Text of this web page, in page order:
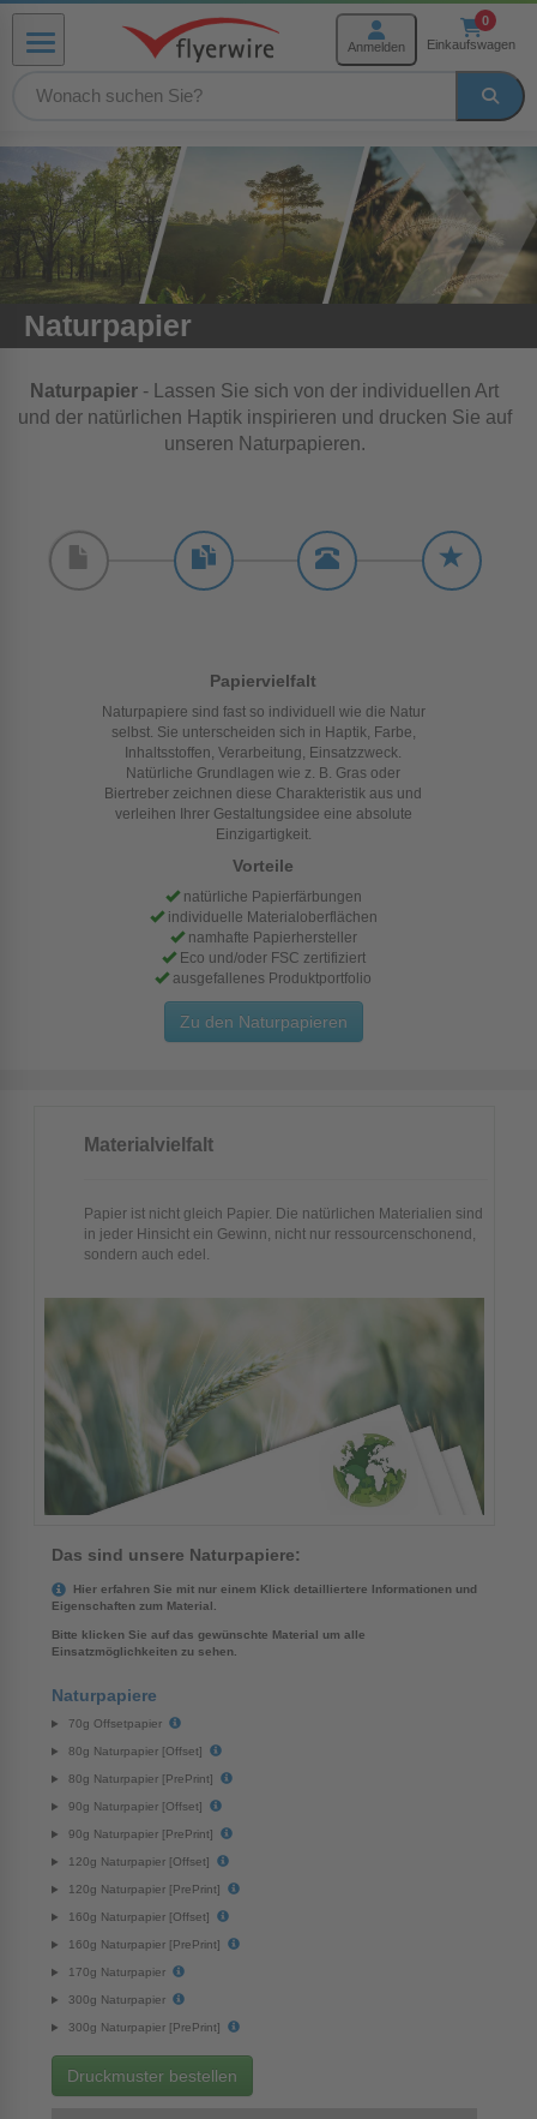
Zum Inhalt springen
Menü Anmelden
0
Einkaufswagen
Weiterverarbeitung
Hilfe und Service
Naturpapier
Naturpapier - Lassen Sie sich von der individuellen Art
und der natürlichen Haptik inspirieren und drucken Sie auf
unseren Naturpapieren.
Papiervielfalt
Naturpapiere sind fast so individuell wie die Natur
selbst. Sie unterscheiden sich in Haptik, Farbe,
Inhaltsstoffen, Verarbeitung, Einsatzzweck.
Natürliche Grundlagen wie z. B. Gras oder
Biertreber zeichnen diese Charakteristik aus und
verleihen Ihrer Gestaltungsidee eine absolute
Einzigartigkeit.
Vorteile
natürliche Papierfärbungen
individuelle Materialoberflächen
namhafte Papierhersteller
Eco und/oder FSC zertifiziert
ausgefallenes Produktportfolio
Zu den Naturpapieren
Materialvielfalt
Papier ist nicht gleich Papier. Die natürlichen Materialien sind
in jeder Hinsicht ein Gewinn, nicht nur ressourcenschonend,
sondern auch edel.
Das sind unsere Naturpapiere:
Hier erfahren Sie mit nur einem Klick detailliertere Informationen und
Eigenschaften zum Material.
Bitte klicken Sie auf das gewünschte Material um alle
Einsatzmöglichkeiten zu sehen.
Naturpapiere
70g Offsetpapier
80g Naturpapier [Offset]
80g Naturpapier [PrePrint]
90g Naturpapier [Offset]
90g Naturpapier [PrePrint]
120g Naturpapier [Offset]
120g Naturpapier [PrePrint]
160g Naturpapier [Offset]
160g Naturpapier [PrePrint]
170g Naturpapier
300g Naturpapier
300g Naturpapier [PrePrint]
Druckmuster bestellen